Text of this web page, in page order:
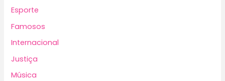
Esporte
Famosos
Internacional
Justiça
Música